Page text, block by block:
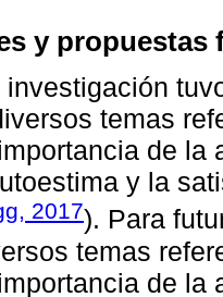
y propuestas
investigación
temas
de la
y la
2017). Para
temas
de la